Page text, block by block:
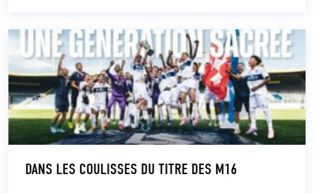
DANS LES COULISSES DU TITRE DES M16